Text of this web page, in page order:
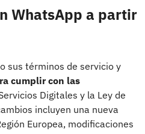
WhatsApp a partir
sus términos de servicio y
cumplir con las
Digitales y la Ley de
incluyen una nueva
Europea, modificaciones